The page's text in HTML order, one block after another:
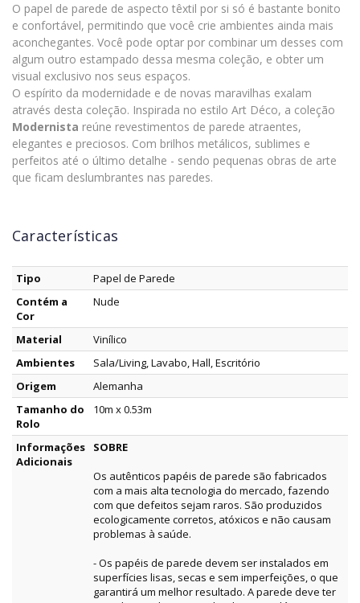
O papel de parede de aspecto têxtil por si só é bastante bonito
e confortável, permitindo que você crie ambientes ainda mais
aconchegantes. Você pode optar por combinar um desses com
algum outro estampado dessa mesma coleção, e obter um
visual exclusivo nos seus espaços.
O espírito da modernidade e de novas maravilhas exalam
através desta coleção. Inspirada no estilo Art Déco, a coleção
Modernista reúne revestimentos de parede atraentes,
elegantes e preciosos. Com brilhos metálicos, sublimes e
perfeitos até o último detalhe - sendo pequenas obras de arte
que ficam deslumbrantes nas paredes.
Características
Tipo
Papel de Parede
Contém a
Cor
Nude
Material
Vinílico
Ambientes
Sala/Living, Lavabo, Hall, Escritório
Origem
Alemanha
Tamanho do
Rolo
10m x 0.53m
Informações
Adicionais
SOBRE
Os autênticos papéis de parede são fabricados
com a mais alta tecnologia do mercado, fazendo
com que defeitos sejam raros. São produzidos
ecologicamente corretos, atóxicos e não causam
problemas à saúde.
- Os papéis de parede devem ser instalados em
superfícies lisas, secas e sem imperfeições, o que
garantirá um melhor resultado. A parede deve ter